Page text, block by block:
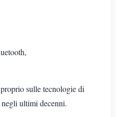
sulle tecnologie di
ultimi decenni.